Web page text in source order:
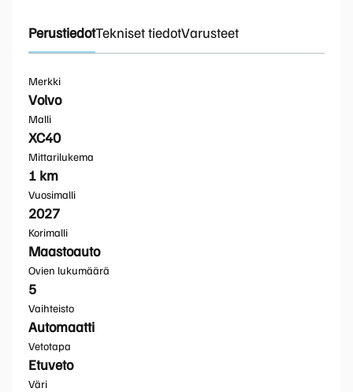
PerustiedotTekniset tiedotVarusteet
Merkki
Volvo
Malli
XC40
Mittarilukema
1 km
Vuosimalli
2027
Korimalli
Maastoauto
Ovien lukumäärä
5
Vaihteisto
Automaatti
Vetotapa
Etuveto
Väri